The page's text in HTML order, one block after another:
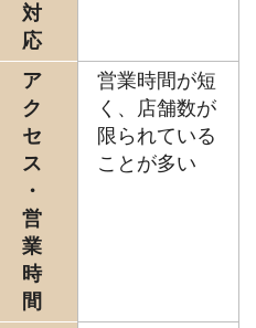
対
応
ア
ク
セ
ス
・
営
業
時
間
営業時間が短
く、店舗数が
限られている
ことが多い